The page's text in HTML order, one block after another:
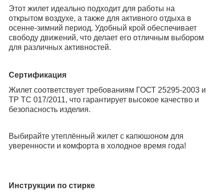
Этот жилет идеально подходит для работы на
открытом воздухе, а также для активного отдыха в
осенне-зимний период. Удобный крой обеспечивает
свободу движений, что делает его отличным выбором
для различных активностей.
Сертификация
Жилет соответствует требованиям ГОСТ 25295-2003 и
ТР ТС 017/2011, что гарантирует высокое качество и
безопасность изделия.
Выбирайте утеплённый жилет с капюшоном для
уверенности и комфорта в холодное время года!
Инструкции по стирке